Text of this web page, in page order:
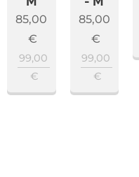
85,00
€
99,00
€
85,00
€
99,00
€